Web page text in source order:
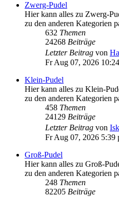
Zwerg-Pudel
Hier kann alles zu Zwerg-
zu den anderen Kategorien
632 Themen
24268 Beiträge
Letzter Beitrag von
Fr Aug 07, 2026
Klein-Pudel
Hier kann alles zu Klein-
zu den anderen Kategorien
458 Themen
24129 Beiträge
Letzter Beitrag von
Fr Aug 07, 2026 5:39
Groß-Pudel
Hier kann alles zu Groß-
zu den anderen Kategorien
248 Themen
82205 Beiträge